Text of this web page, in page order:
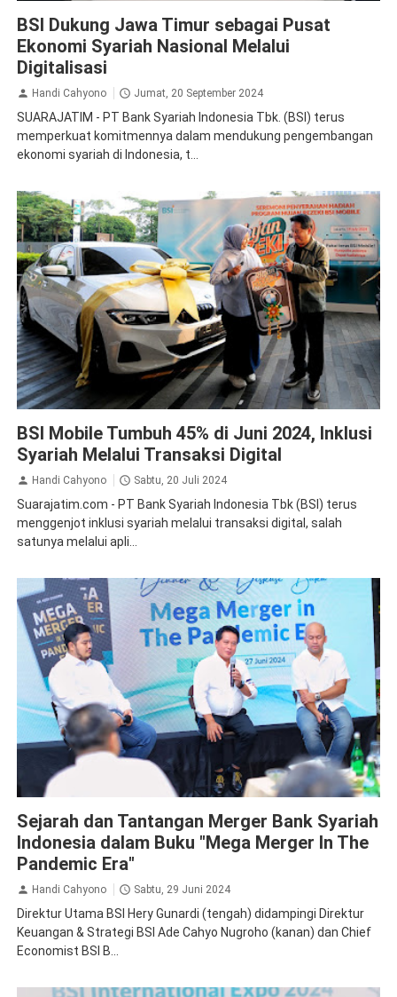
BSI Dukung Jawa Timur sebagai Pusat
Ekonomi Syariah Nasional Melalui
Digitalisasi
Handi Cahyono Jumat, 20 September 2024
SUARAJATIM - PT Bank Syariah Indonesia Tbk. (BSI) terus
memperkuat komitmennya dalam mendukung pengembangan
ekonomi syariah di Indonesia, t...
BSI Mobile Tumbuh 45% di Juni 2024, Inklusi
Syariah Melalui Transaksi Digital
Handi Cahyono Sabtu, 20 Juli 2024
Suarajatim.com - PT Bank Syariah Indonesia Tbk (BSI) terus
menggenjot inklusi syariah melalui transaksi digital, salah
satunya melalui apli...
Sejarah dan Tantangan Merger Bank Syariah
Indonesia dalam Buku "Mega Merger In The
Pandemic Era"
Handi Cahyono Sabtu, 29 Juni 2024
Direktur Utama BSI Hery Gunardi (tengah) didampingi Direktur
Keuangan & Strategi BSI Ade Cahyo Nugroho (kanan) dan Chief
Economist BSI B...